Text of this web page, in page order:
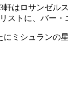
はロサンゼル
トに、バー
ミシュランの